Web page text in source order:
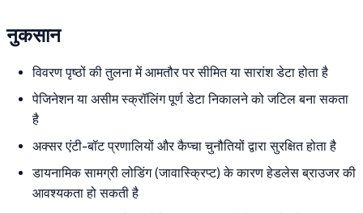
नुकसान
विवरण पृष्ठों की तुलना में आमतौर पर सीमित या सारांश डेटा होता है
पेजिनेशन या असीम स्क्रॉलिंग पूर्ण डेटा निकालने को जटिल बना सकता
है
अक्सर एंटी-बॉट प्रणालियों और कैप्चा चुनौतियों द्वारा सुरक्षित होता है
डायनामिक सामग्री लोडिंग (जावास्क्रिप्ट) के कारण हेडलेस ब्राउजर की
आवश्यकता हो सकती है